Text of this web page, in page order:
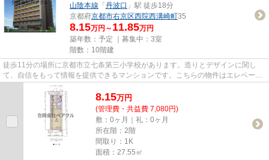
山陰本線 「 丹波口 」駅 徒歩18分
京都府京都市右京区西院西溝崎町35
8.15万円～ 11.85万円
築年数：予定 ｜募集中： 3室
階数：10階建
徒歩11分の場所に京都市立七条第三小学校があります。造りとデザインに関し
て、自信をもって情報を提供できるマンションです。こちらの物件はエレベータ
ー付きです。気になるイチオシ...
8.15万円
(管理費・共益費 7,080円)
敷：0ヶ月｜礼：0ヶ月
所在階：2階
間取り：1K
面積：27.55㎡